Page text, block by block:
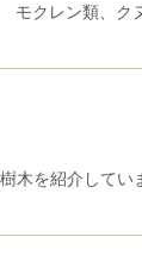
モクレン類、
木を紹介してい